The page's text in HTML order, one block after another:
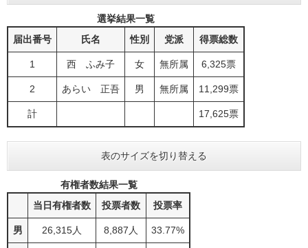
選挙結果一覧
届出番号
氏名 性別 党派 得票総数
1 西 ふみ子 女 無所属 6,325票
2 あらい 正吾 男 無所属 11,299票
計 17,625票
表のサイズを切り替える
有権者数結果一覧
当日有権者数
投票者数 投票率
男 26,315人 8,887人 33.77%